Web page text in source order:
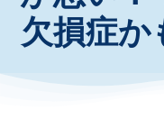
お知らせ・イベント
欠損症か